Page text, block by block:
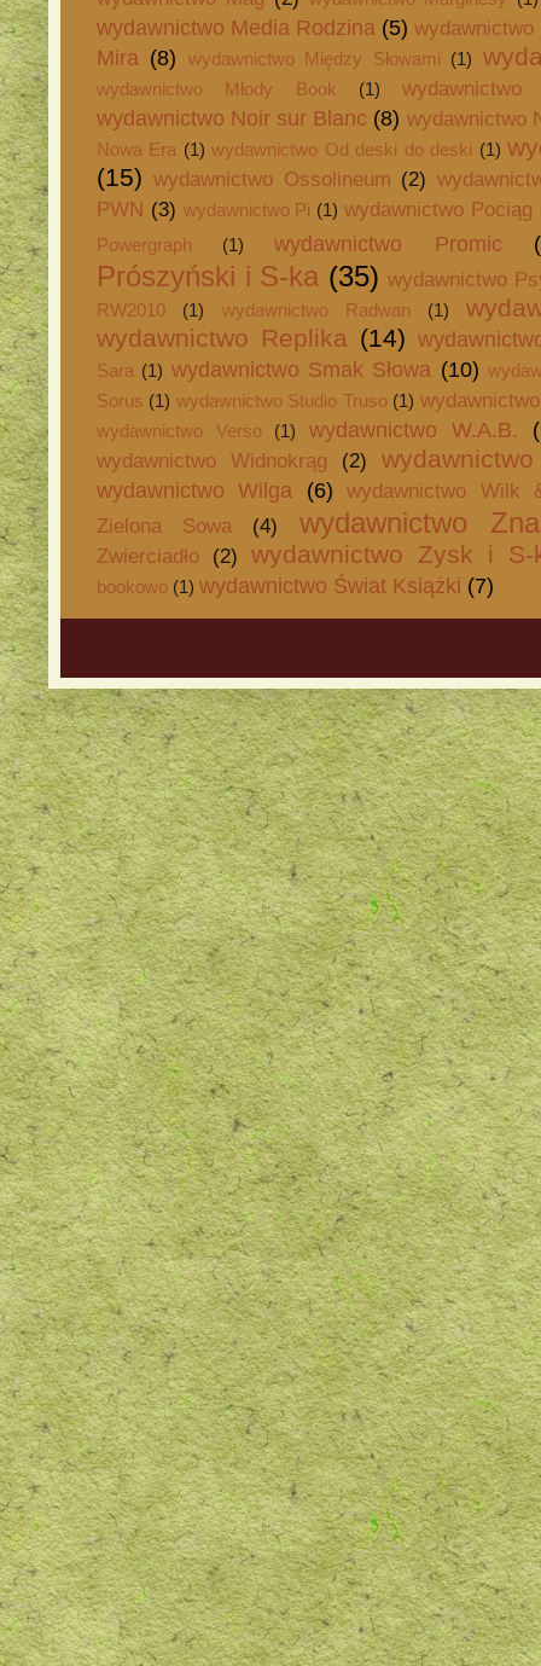
wydawnictwo Media Rodzina (5) wydawnictwo
Mira (8) wydawnictwo Między Słowami (1)
wydawnictwo Młody Book (1)
wydawnictwo Noir sur Blanc (8) wydawnictwo
Nowa Era (1) wydawnictwo Od deski do deski (1)
(15) wydawnictwo Ossolineum (2)
PWN (3) wydawnictwo Pi (1) wydawnictwo Pociąg
Powergraph (1) wydawnictwo Promic
Prószyński i S-ka (35) wydawnictwo
RW2010 (1) wydawnictwo Radwan (1)
wydawnictwo Replika (14)
Sara (1) wydawnictwo Smak Słowa (10)
Sorus (1) wydawnictwo Studio Truso (1)
wydawnictwo Verso (1) wydawnictwo W.A.B.
wydawnictwo Widnokrąg (2)
wydawnictwo Wilga (6)
wydawnictwo Wilk
Zielona Sowa
(4) wydawnictwo
Zwierciadło (2) wydawnictwo Zysk i S-
bookowo (1) wydawnictwo Świat Książki (7)